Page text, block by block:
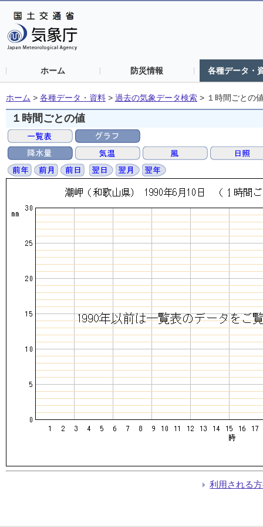
ホーム 防災情報 各種データ・
ホーム > 各種データ・資料 > 過去の気象データ検索 > １時間ごとの
１時間ごとの値
利用される